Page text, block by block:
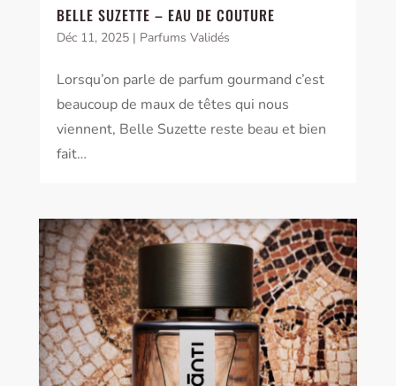
BELLE SUZETTE – EAU DE COUTURE
Déc 11, 2025| Parfums Validés
Lorsqu’on parle de parfum gourmand c’est
beaucoup de maux de têtes qui nous
viennent, Belle Suzette reste beau et bien
fait…